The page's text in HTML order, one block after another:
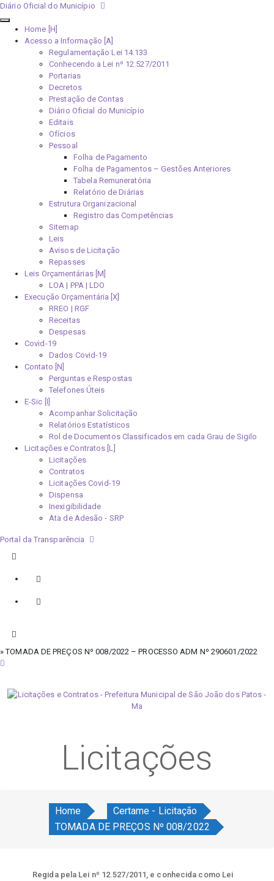
Diário Oficial do Município
Home [H]
Acesso a Informação [A]
Regulamentação Lei 14.133
Conhecendo a Lei nº 12.527/2011
Portarias
Decretos
Prestação de Contas
Diário Oficial do Município
Editais
Ofícios
Pessoal
Folha de Pagamento
Folha de Pagamentos – Gestões Anteriores
Tabela Remuneratória
Relatório de Diárias
Estrutura Organizacional
Registro das Competências
Sitemap
Leis
Avisos de Licitação
Repasses
Leis Orçamentárias [M]
LOA | PPA | LDO
Execução Orçamentária [X]
RREO | RGF
Receitas
Despesas
Covid-19
Dados Covid-19
Contato [N]
Perguntas e Respostas
Telefones Úteis
E-Sic [I]
Acompanhar Solicitação
Relatórios Estatísticos
Rol de Documentos Classificados em cada Grau de Sigilo
Licitações e Contratos [L]
Licitações
Contratos
Licitações Covid-19
Dispensa
Inexigibilidade
Ata de Adesão - SRP
Portal da Transparência
» TOMADA DE PREÇOS Nº 008/2022 – PROCESSO ADM Nº 290601/2022
Licitações
Home
Certame - Licitação
TOMADA DE PREÇOS Nº 008/2022
Regida pela Lei nº 12.527/2011, e conhecida como Lei